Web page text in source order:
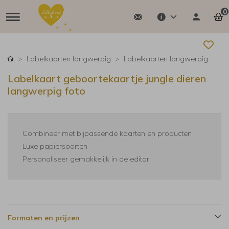
0
Labelkaarten langwerpig Labelkaarten langwerpig
Labelkaart geboortekaartje jungle dieren
langwerpig foto
Combineer met bijpassende kaarten en producten
Luxe papiersoorten
Personaliseer gemakkelijk in de editor
Formaten en prijzen